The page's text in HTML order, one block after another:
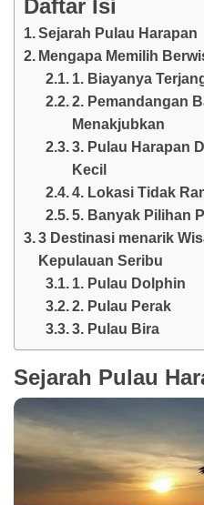
Daftar Isi
Sejarah Pulau Harapan
Mengapa Memilih
1. Biayanya
2. Pemandangan
Menakjubkan
3. Pulau Harapan
Kecil
4. Lokasi Tidak
5. Banyak Pilihan
3 Destinasi menarik
Kepulauan Seribu
1. Pulau Dolphin
2. Pulau Perak
3. Pulau Bira
Sejarah Pulau